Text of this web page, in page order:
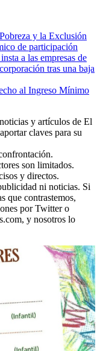
y la Exclusión
de participación
a las empresas de
tras una baja
al Ingreso Mínimo
y artículos de El
claves para su
son limitados.
y directos.
ni noticias. Si
que contrastemos,
por Twitter o
y nosotros lo